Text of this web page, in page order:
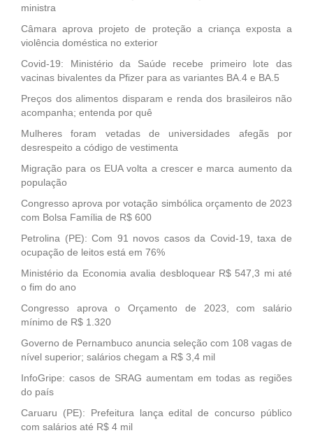
ministra
Câmara aprova projeto de proteção a criança exposta a
violência doméstica no exterior
Covid-19: Ministério da Saúde recebe primeiro lote das
vacinas bivalentes da Pfizer para as variantes BA.4 e BA.5
Preços dos alimentos disparam e renda dos brasileiros não
acompanha; entenda por quê
Mulheres foram vetadas de universidades afegãs por
desrespeito a código de vestimenta
Migração para os EUA volta a crescer e marca aumento da
população
Congresso aprova por votação simbólica orçamento de 2023
com Bolsa Família de R$ 600
Petrolina (PE): Com 91 novos casos da Covid-19, taxa de
ocupação de leitos está em 76%
Ministério da Economia avalia desbloquear R$ 547,3 mi até
o fim do ano
Congresso aprova o Orçamento de 2023, com salário
mínimo de R$ 1.320
Governo de Pernambuco anuncia seleção com 108 vagas de
nível superior; salários chegam a R$ 3,4 mil
InfoGripe: casos de SRAG aumentam em todas as regiões
do país
Caruaru (PE): Prefeitura lança edital de concurso público
com salários até R$ 4 mil